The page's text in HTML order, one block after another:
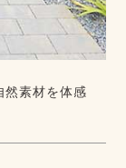
然素材を体感